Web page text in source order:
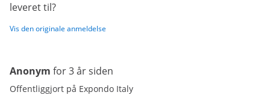
leveret til?
Vis den originale anmeldelse
Anonym for 3 år siden
Offentliggjort på Expondo Italy